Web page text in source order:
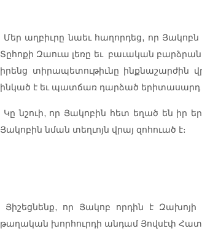
Մեր աղբիւրը նաեւ հաղորդեց, որ Յակոբն
Տըհոքի Զաուա լեռը եւ բաւական
իրենց տիրապետութիւնը ինքնաշարժին
ինկած է եւ պատճառ դարձած երիտասարդ
Կը նշուի, որ Յակոբին հետ եղած են իր
Յակոբին նման տեղւոյն վրայ զոհուած է։
Յիշեցնենք, որ Յակոբ որդին է Զախոյի
թաղական խորհուրդի անդամ Յովսէփ